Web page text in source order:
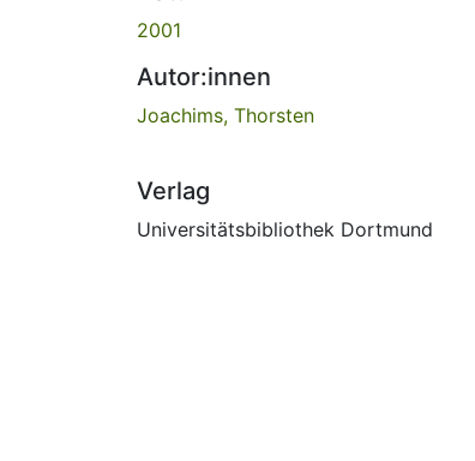
2001
Autor:innen
Joachims, Thorsten
Verlag
Universitätsbibliothek Dortmund